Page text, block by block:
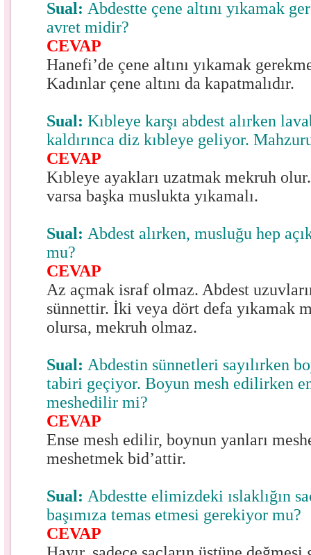
Sual: Abdestte çene altını yıkamak
avret midir?
CEVAP
Hanefi’de çene altını yıkamak
Kadınlar çene altını da kapatmalıdır.
Sual:Kıbleye karşı abdest alırken
kaldırınca diz kıbleye geliyor.
CEVAP
Kıbleye ayakları uzatmak mekruh
varsa başka muslukta yıkamalı.
Sual: Abdest alırken, musluğu hep
mu?
CEVAP
Az açmak israf olmaz. Abdest
sünnettir. İki veya dört defa yıkamak
olursa, mekruh olmaz.
Sual: Abdestin sünnetleri sayılırken
tabiri geçiyor. Boyun mesh edilirken
meshedilir mi?
CEVAP
Ense mesh edilir, boynun yanları
meshetmek bid’attir.
Sual: Abdestte elimizdeki ıslaklığın
başımıza temas etmesi gerekiyor mu?
CEVAP